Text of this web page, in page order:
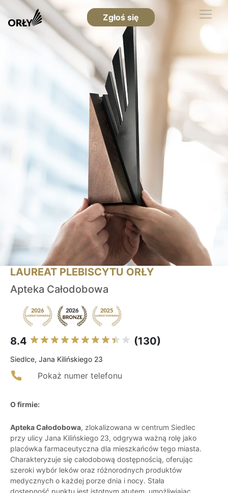
Zgłoś się
LAUREAT PLEBISCYTU ORŁY
Apteka Całodobowa
8.4 (130)
Siedlce, Jana Kilińskiego 23
Pokaż numer telefonu
O firmie:
Apteka Całodobowa, zlokalizowana w centrum Siedlec
przy ulicy Jana Kilińskiego 23, odgrywa ważną rolę jako
placówka farmaceutyczna dla mieszkańców tego miasta.
Charakteryzuje się całodobową dostępnością, oferując
szeroki wybór leków oraz różnorodnych produktów
medycznych o każdej porze dnia i nocy. Stała
dostępność punktu jest istotnym atutem, umożliwiając